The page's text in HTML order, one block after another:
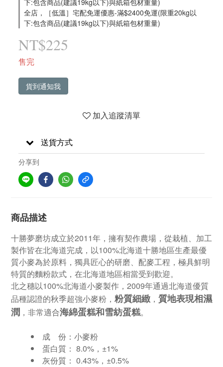
下:包含商品(建議19kg以下)與紙箱包材重量)
全店，［低溫］宅配免運優惠-滿$2400免運(限重20kg以
下:包含商品(建議19kg以下)與紙箱包材重量)
NT$225
售完
貨到通知我
加入追蹤清單
送貨方式
分享到
商品描述
十勝夢磨坊成立於2011年，擁有契作農場，從栽植、加工
製作皆在北海道完成，以100%北海道十勝地區生產最優
質小麥為於原料，獨具匠心的研磨、配麥工程，極具鮮明
特質的麵粉款式，在北海道地區相當受到歡迎。
北之穗以100%北海道小麥製作，2009年通過北海道優質
品種認證的秋季超強小麥粉， 粉質細緻 ， 質地表現相濕
潤 ，非常適合海綿蛋糕和雪紡蛋糕。
成 份：小麥粉
蛋白質： 8.0% ，±1%
灰份質： 0.43% ，±0.5%